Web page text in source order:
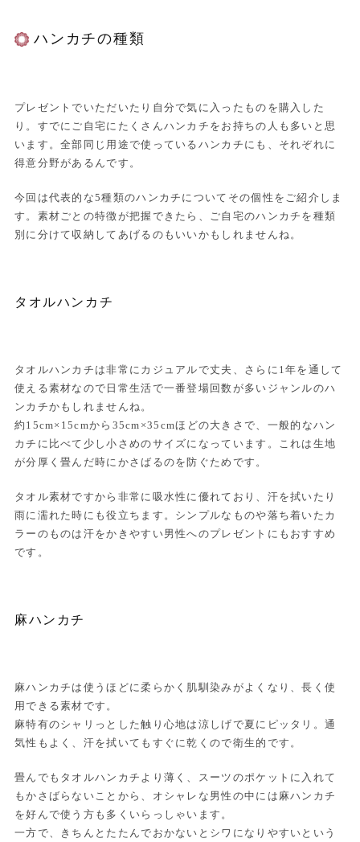
ハンカチの種類
プレゼントでいただいたり自分で気に入ったものを購入した
り。すでにご自宅にたくさんハンカチをお持ちの人も多いと思
います。全部同じ用途で使っているハンカチにも、それぞれに
得意分野があるんです。
今回は代表的な5種類のハンカチについてその個性をご紹介しま
す。素材ごとの特徴が把握できたら、ご自宅のハンカチを種類
別に分けて収納してあげるのもいいかもしれませんね。
タオルハンカチ
タオルハンカチは非常にカジュアルで丈夫、さらに1年を通して
使える素材なので日常生活で一番登場回数が多いジャンルのハ
ンカチかもしれませんね。
約15cm×15cmから35cm×35cmほどの大きさで、一般的なハン
カチに比べて少し小さめのサイズになっています。これは生地
が分厚く畳んだ時にかさばるのを防ぐためです。
タオル素材ですから非常に吸水性に優れており、汗を拭いたり
雨に濡れた時にも役立ちます。シンプルなものや落ち着いたカ
ラーのものは汗をかきやすい男性へのプレゼントにもおすすめ
です。
麻ハンカチ
麻ハンカチは使うほどに柔らかく肌馴染みがよくなり、長く使
用できる素材です。
麻特有のシャリっとした触り心地は涼しげで夏にピッタリ。通
気性もよく、汗を拭いてもすぐに乾くので衛生的です。
畳んでもタオルハンカチより薄く、スーツのポケットに入れて
もかさばらないことから、オシャレな男性の中には麻ハンカチ
を好んで使う方も多くいらっしゃいます。
一方で、きちんとたたんでおかないとシワになりやすいという